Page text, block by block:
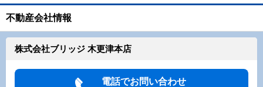
不動産会社情報
株式会社ブリッジ 木更津本店
電話でお問い合わせ